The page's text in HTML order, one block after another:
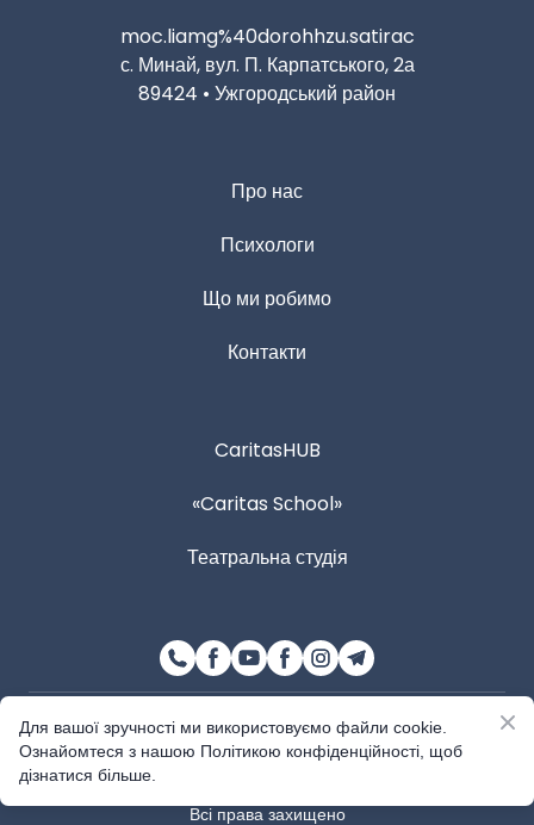
moc.liamg%40dorohhzu.satirac
с. Минай, вул. П. Карпатського, 2а
89424 • Ужгородський район
Про нас
Психологи
Що ми робимо
Контакти
CaritasHUB
«Caritas Sсhool»
Театральна студія
© Розроблено Caritas Мукачівської греко-католицької
єпархії
Всі права захищено
Для вашої зручності ми використовуємо файли cookie.
Ознайомтеся з нашою Політикою конфіденційності, щоб
дізнатися більше.